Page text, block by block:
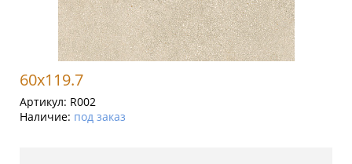
60x119.7
Артикул: R002
Наличие: под заказ